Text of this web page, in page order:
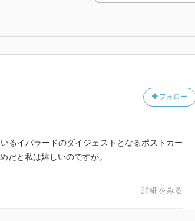
フォロー
るイバラードのダイジェストとなるポストカー
だと私は嬉しいのですが。
詳細をみる